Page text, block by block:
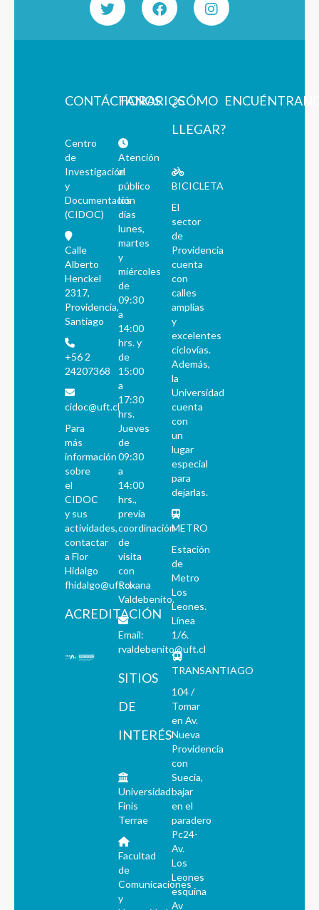
CONTÁCTANOS
Centro
de
Investigación
y
Documentación
(CIDOC)
Calle
Alberto
Henckel
2317,
Providencia,
Santiago
+56 2
24207368
cidoc@uft.cl
Para
más
información
sobre
el
CIDOC
y sus
actividades,
contactar
a Flor
Hidalgo
fhidalgo@uft.cl
ACREDITACIÓN
HORARIOS
Atención
al
público
los
días
lunes,
martes
y
miércoles
de
09:30
a
14:00
hrs. y
de
15:00
a
17:30
hrs.
Jueves
de
09:30
a
14:00
hrs.,
previa
coordinación
de
visita
con
Roxana
Valdebenito.
Email:
rvaldebenito@uft.cl
SITIOS
DE
INTERÉS
Universidad
Finis
Terrae
Facultad
de
Comunicaciones
y
¿CÓMO
LLEGAR?
BICICLETA
El
sector
de
Providencia
cuenta
con
calles
amplias
y
excelentes
ciclovías.
Además,
la
Universidad
cuenta
con
un
lugar
especial
para
dejarlas.
METRO
Estación
de
Metro
Los
Leones.
Línea
1/6.
TRANSANTIAGO
104 /
Tomar
en Av.
Nueva
Providencia
con
Suecia,
bajar
en el
paradero
Pc24-
Av.
Los
Leones
esquina
Av